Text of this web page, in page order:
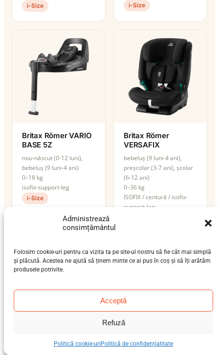
Administrează
consimțământul
Folosim cookie-uri pentru ca vizita ta pe site-ul nostru să fie cât mai simplă
și plăcută. Acestea ne ajută să ținem minte ce ai pus în coș și să îți arătăm
produsele potrivite.
Acceptă
Refuză
Politică cookie-uri Politică de confidențialitate
i-Size i-Size
Britax Römer VARIO
BASE 5Z
nou-născut (0-12 luni),
bebeluș (9 luni-4 ani)
0–18 kg
isofix-support-leg
i-Size
Britax Römer
VERSAFIX
bebeluș (9 luni-4 ani),
preșcolar (3-7 ani), școlar
(6-12 ani)
0–36 kg
ISOFIX / centură / isofix-
support-leg
Cybex Anoris T2 i-
Cybex Cloud G i-Size